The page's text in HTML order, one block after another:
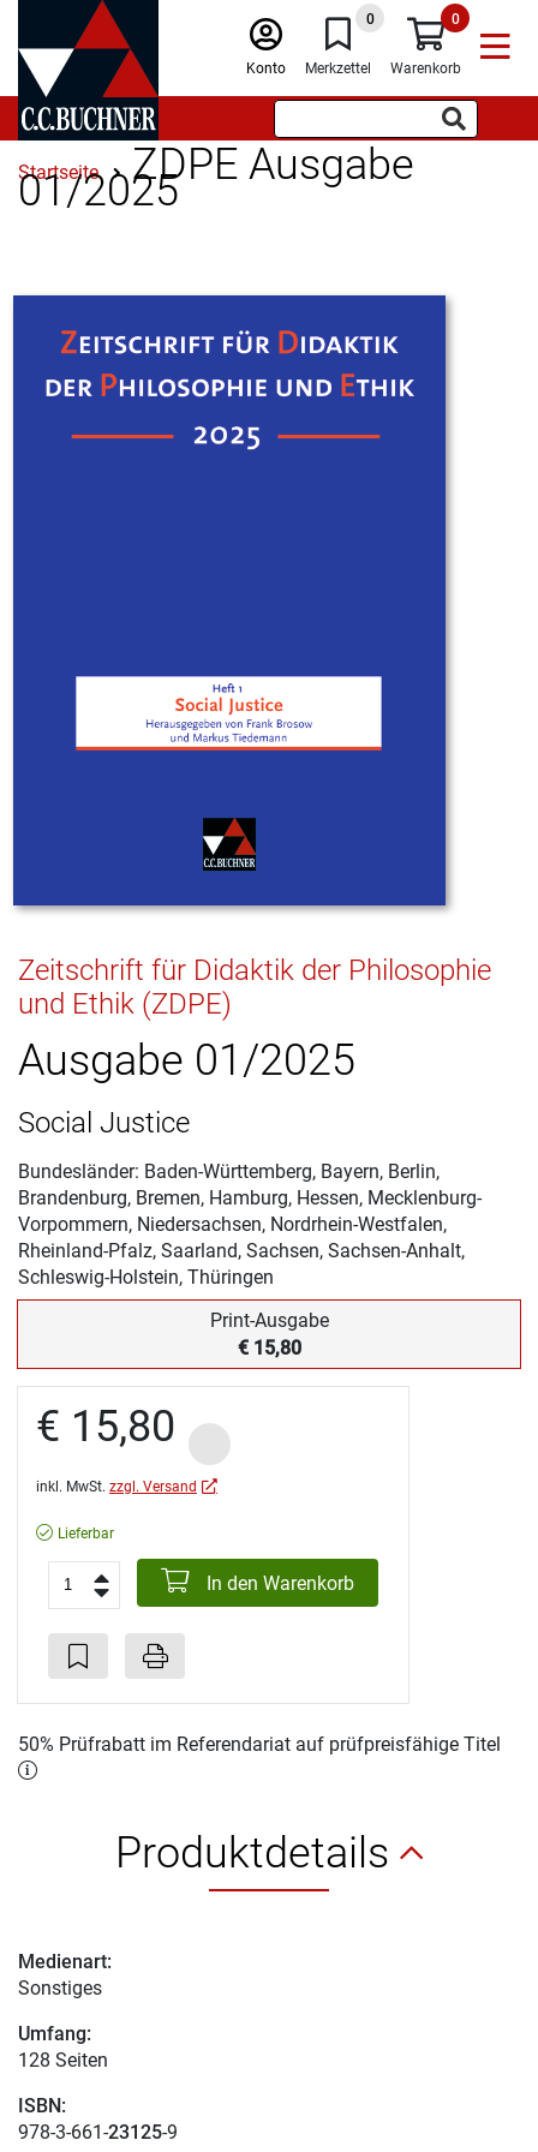
Konto
0
Merkzettel
0
Warenkorb
Startseite ZDPE Ausgabe
01/2025
Zeitschrift für Didaktik der Philosophie
und Ethik (ZDPE)
Ausgabe 01/2025
Social Justice
Bundesländer: Baden-Württemberg, Bayern, Berlin,
Brandenburg, Bremen, Hamburg, Hessen, Mecklenburg-
Vorpommern, Niedersachsen, Nordrhein-Westfalen,
Rheinland-Pfalz, Saarland, Sachsen, Sachsen-Anhalt,
Schleswig-Holstein, Thüringen
Print-Ausgabe
€ 15,80
€ 15,80
inkl. MwSt. zzgl. Versand
Lieferbar
In den Warenkorb
50% Prüfrabatt im Referendariat auf prüfpreisfähige Titel
Produktdetails
Medienart:
Sonstiges
Umfang:
128 Seiten
ISBN:
978-3-661-23125-9